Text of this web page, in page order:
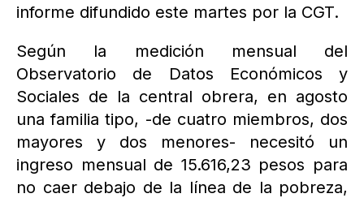
informe difundido este martes por la CGT.
Según la medición mensual del
Observatorio de Datos Económicos y
Sociales de la central obrera, en agosto
una familia tipo, -de cuatro miembros, dos
mayores y dos menores- necesitó un
ingreso mensual de 15.616,23 pesos para
no caer debajo de la línea de la pobreza,